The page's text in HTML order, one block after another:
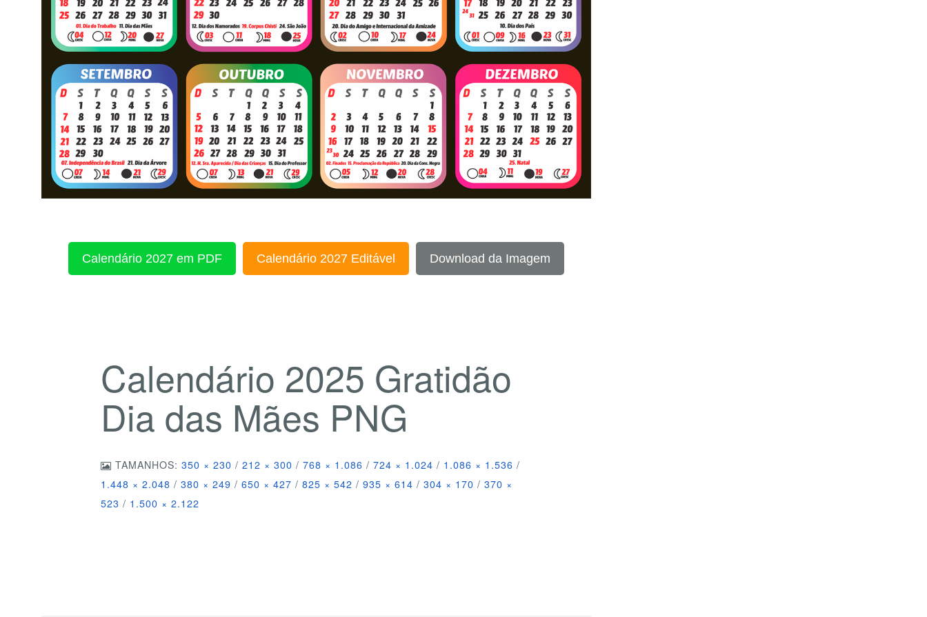
Calendário 2027 em PDF Calendário 2027 Editável Download da Imagem
Calendário 2025 Gratidão
Dia das Mães PNG
TAMANHOS:350 × 230 / 212 × 300 / 768 × 1.086 / 724 × 1.024 / 1.086 × 1.536 /
1.448 × 2.048 / 380 × 249 / 650 × 427 / 825 × 542 / 935 × 614 / 304 × 170 / 370 ×
523 / 1.500 × 2.122